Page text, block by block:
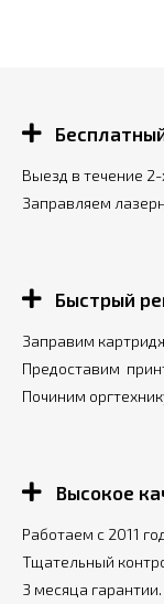
Выезд в течение 2-
Заправляем
Быстрый
Заправим
Предоставим
Починим
Высокое
Работаем с 2011
Тщательный
3 месяца гарантии.